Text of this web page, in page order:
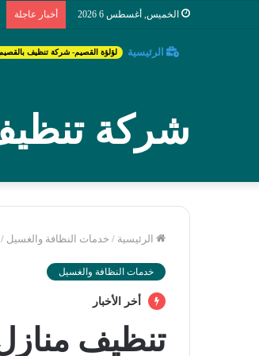
الخميس, أغسطس 6 2026 أخبار عاجلة
الرئيسية لؤلؤة القصيم- شركة تنظيف
شركة
الرئيسية / خدمات النظافة والغسيل /
خدمات النظافة والغسيل
أخر الأخبار
تنظيف